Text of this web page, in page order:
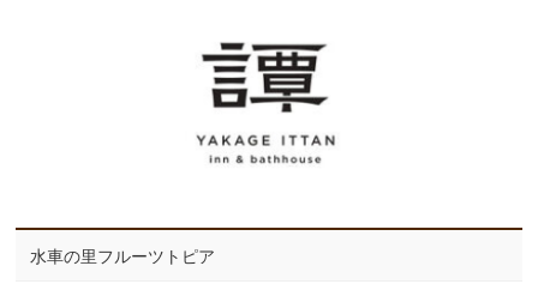
水車の里フルーツトピア